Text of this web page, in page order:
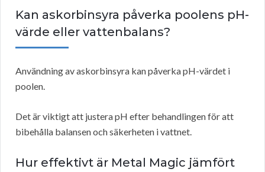
Kan askorbinsyra påverka poolens pH-
värde eller vattenbalans?
Användning av askorbinsyra kan påverka pH-värdet i
poolen.
Det är viktigt att justera pH efter behandlingen för att
bibehålla balansen och säkerheten i vattnet.
Hur effektivt är Metal Magic jämfört